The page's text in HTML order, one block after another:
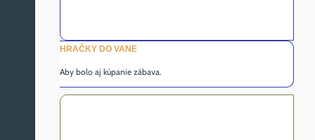
HRAČKY DO VANE
Aby bolo aj kúpanie zábava.